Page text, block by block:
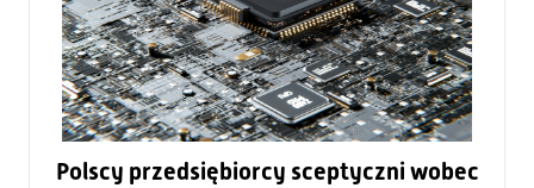
Polscy przedsiębiorcy sceptyczni wobec